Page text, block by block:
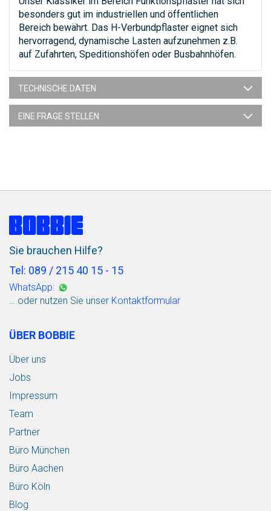
besonders gut im industriellen und öffentlichen
Bereich bewährt. Das H-Verbundpflaster eignet sich
hervorragend, dynamische Lasten aufzunehmen z.B.
auf Zufahrten, Speditionshöfen oder Busbahnhöfen.
TECHNISCHE DATEN
EINE FRAGE STELLEN
Sie brauchen Hilfe?
Tel: 089 / 215 40 15 - 15
WhatsApp:
… oder nutzen Sie unser Kontaktformular
ÜBER BOBBIE
Über uns
Jobs
Impressum
Team
Partner
Büro München
Büro Aachen
Büro Köln
Blog